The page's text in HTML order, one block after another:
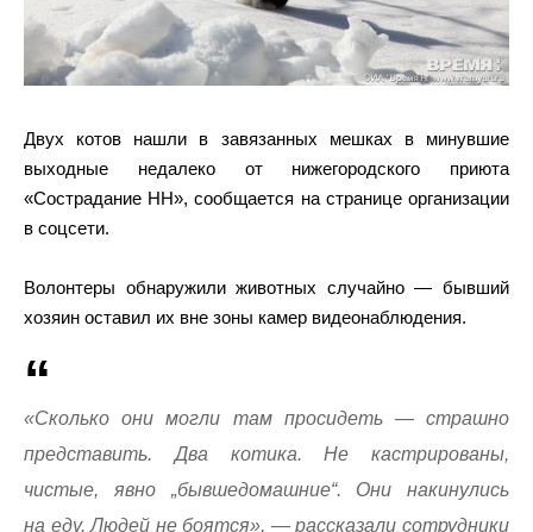
Двух котов нашли в завязанных мешках в минувшие
выходные недалеко от нижегородского приюта
«Сострадание НН», сообщается на странице организации
в соцсети.
Волонтеры обнаружили животных случайно — бывший
хозяин оставил их вне зоны камер видеонаблюдения.
«Сколько они могли там просидеть — страшно
представить. Два котика. Не кастрированы,
чистые, явно „бывшедомашние“. Они накинулись
на еду. Людей не боятся», — рассказали сотрудники